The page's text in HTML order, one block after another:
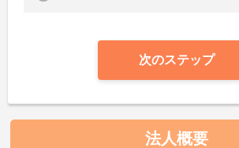
次のステップ
法人概要